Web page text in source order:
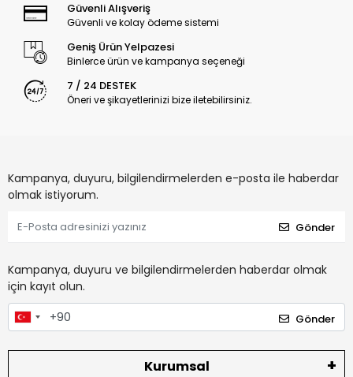
Güvenli Alışveriş
Güvenli ve kolay ödeme sistemi
Geniş Ürün Yelpazesi
Binlerce ürün ve kampanya seçeneği
7 / 24 DESTEK
Öneri ve şikayetlerinizi bize iletebilirsiniz.
Kampanya, duyuru, bilgilendirmelerden e-posta ile haberdar
olmak istiyorum.
Gönder
Kampanya, duyuru ve bilgilendirmelerden haberdar olmak
için kayıt olun.
Gönder
Kurumsal